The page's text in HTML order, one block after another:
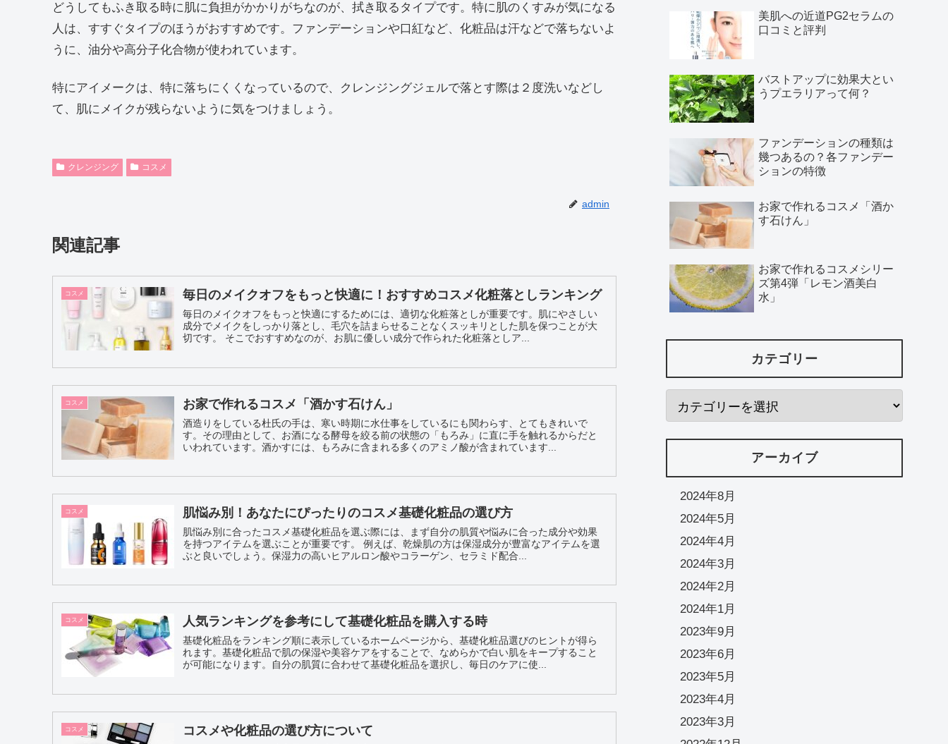
どうしてもふき取る時に肌に負担がかかりがちなのが、拭き取るタイプです。特に肌のくすみが気になる
人は、すすぐタイプのほうがおすすめです。ファンデーションや口紅など、化粧品は汗などで落ちないよ
うに、油分や高分子化合物が使われています。
特にアイメークは、特に落ちにくくなっているので、クレンジングジェルで落とす際は２度洗いなどし
て、肌にメイクが残らないように気をつけましょう。
クレンジング コスメ
admin
関連記事
コスメ 毎日のメイクオフをもっと快適に！おすすめコスメ化粧落としランキング
毎日のメイクオフをもっと快適にするためには、適切な化粧落としが重要です。肌にやさしい
成分でメイクをしっかり落とし、毛穴を詰まらせることなくスッキリとした肌を保つことが大
切です。 そこでおすすめなのが、お肌に優しい成分で作られた化粧落としア...
コスメ お家で作れるコスメ「酒かす石けん」
酒造りをしている杜氏の手は、寒い時期に水仕事をしているにも関わらす、とてもきれいで
す。その理由として、お酒になる酵母を絞る前の状態の「もろみ」に直に手を触れるからだと
いわれています。酒かすには、もろみに含まれる多くのアミノ酸が含まれています...
コスメ 肌悩み別！あなたにぴったりのコスメ基礎化粧品の選び方
肌悩み別に合ったコスメ基礎化粧品を選ぶ際には、まず自分の肌質や悩みに合った成分や効果
を持つアイテムを選ぶことが重要です。 例えば、乾燥肌の方は保湿成分が豊富なアイテムを選
ぶと良いでしょう。保湿力の高いヒアルロン酸やコラーゲン、セラミド配合...
コスメ 人気ランキングを参考にして基礎化粧品を購入する時
基礎化粧品をランキング順に表示しているホームページから、基礎化粧品選びのヒントが得ら
れます。基礎化粧品で肌の保湿や美容ケアをすることで、なめらかで白い肌をキープすること
が可能になります。自分の肌質に合わせて基礎化粧品を選択し、毎日のケアに使...
コスメ コスメや化粧品の選び方について
美肌への近道PG2セラムの
口コミと評判
バストアップに効果大とい
うプエラリアって何？
ファンデーションの種類は
幾つあるの？各ファンデー
ションの特徴
お家で作れるコスメ「酒か
す石けん」
お家で作れるコスメシリー
ズ第4弾「レモン酒美白
水」
カテゴリー
アーカイブ
2024年8月
2024年5月
2024年4月
2024年3月
2024年2月
2024年1月
2023年9月
2023年6月
2023年5月
2023年4月
2023年3月